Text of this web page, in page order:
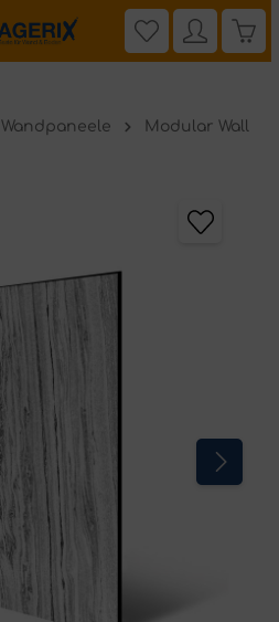
Wandpaneele Modular Wall